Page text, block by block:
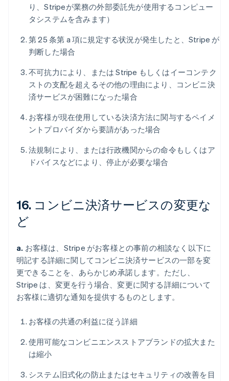
り、Stripeが業務の外部委託先が使用するコンピュー
タシステムを含みます）
第 25 条第 a 項に規定する状況が発生したと、Stripe が
判断した場合
不可抗力により、または Stripe もしくはイーコンテク
ストの支配を超えるその他の理由により、コンビニ決
済サービスが困難になった場合
お客様が現在使用している決済方法に関与するペイメ
ントプロバイダから要請があった場合
法規制により、または行政機関からの命令もしくはア
ドバイスなどにより、停止が必要な場合
16. コンビニ決済サービスの変更な
ど
a. お客様は、Stripe がお客様との事前の相談なく以下に
明記する詳細に関してコンビニ決済サービスの一部を変
更できることを、あらかじめ承諾します。ただし、
Stripe は、変更を行う場合、変更に関する詳細について
お客様に適切な通知を提供するものとします。
お客様の共通の利益に従う詳細
使用可能なコンビニエンスストアブランドの拡大また
は縮小
システム旧式化の防止またはセキュリティの改善を目